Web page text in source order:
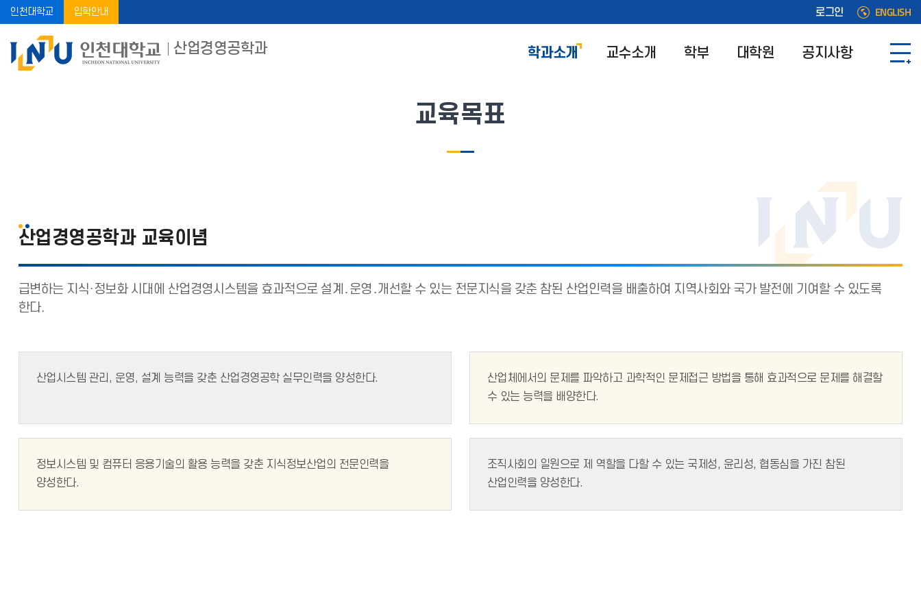
인천대학교 입학안내 로그인 ENGLISH
산업경영공학과 학과소개 교수소개 학부 대학원 공지사항
학과소개 교육목표
교육목표
산업경영공학과 교육이념
급변하는 지식·정보화 시대에 산업경영시스템을 효과적으로 설계․운영․개선할 수 있는 전문지식을 갖춘 참된 산업인력을 배출하여 지역사회와 국가 발전에 기여할 수 있도록
한다.
산업시스템 관리, 운영, 설계 능력을 갖춘 산업경영공학 실무인력을 양성한다.
산업체에서의 문제를 파악하고 과학적인 문제접근 방법을 통해 효과적으로 문제를 해결할
수 있는 능력을 배양한다.
정보시스템 및 컴퓨터 응용기술의 활용 능력을 갖춘 지식정보산업의 전문인력을
양성한다.
조직사회의 일원으로 제 역할을 다할 수 있는 국제성, 윤리성, 협동심을 가진 참된
산업인력을 양성한다.